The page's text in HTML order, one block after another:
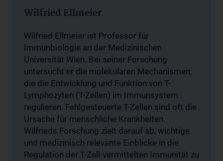
Wilfried Ellmeier
Wilfried Ellmeier ist Professor für
Immunbiologie an der Medizinischen
Universität Wien. Bei seiner Forschung
untersucht er die molekularen Mechanismen,
die die Entwicklung und Funktion von T-
Lymphozyten (T-Zellen) im Immunsystem
regulieren. Fehlgesteuerte T-Zellen sind oft die
Ursache für menschliche Krankheiten.
Wilfrieds Forschung zielt darauf ab, wichtige
und medizinisch relevante Einblicke in die
Regulation der T-Zell-vermittelten Immunität zu